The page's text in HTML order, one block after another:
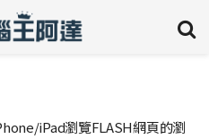
iPad瀏覽FLASH網頁的瀏